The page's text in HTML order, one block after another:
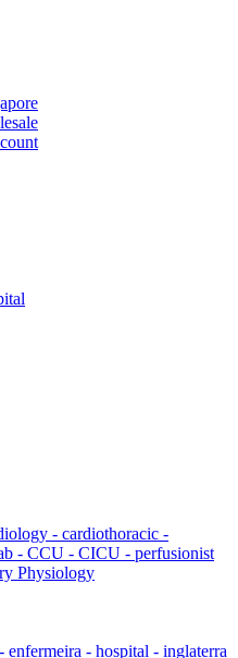
- cardiothoracic -
- CCU - CICU - perfusionist
Physiology
enfermeira - hospital - inglaterra